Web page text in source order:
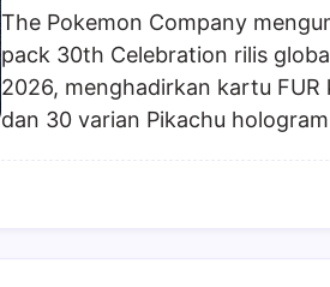
The Pokemon Company
pack 30th Celebration rilis
2026, menghadirkan kartu
dan 30 varian Pikachu